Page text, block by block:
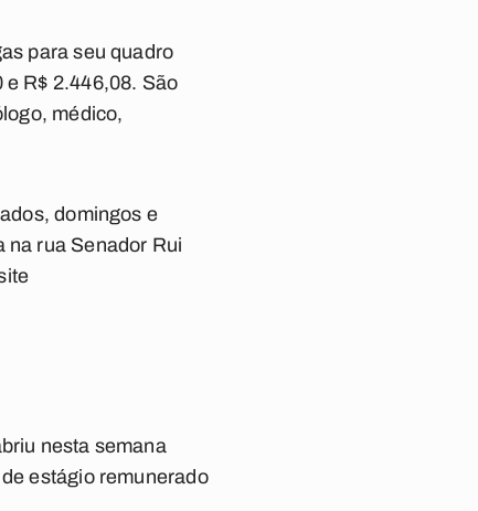
para seu quadro
R$ 2.446,08. São
médico,
domingos e
na rua Senador Rui
nesta semana
estágio remunerado